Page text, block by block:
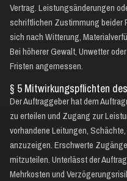
Vertrag. Leistungsänderungen
schriftlichen Zustimmung beider
sich nach Witterung,
Bei höherer Gewalt, Unwetter
Fristen angemessen.
§ 5 Mitwirkungspflichten
Der Auftraggeber hat dem
zu erteilen und Zugang zur
vorhandene Leitungen,
anzuzeigen. Erschwerte
mitzuteilen. Unterlässt der
Mehrkosten und